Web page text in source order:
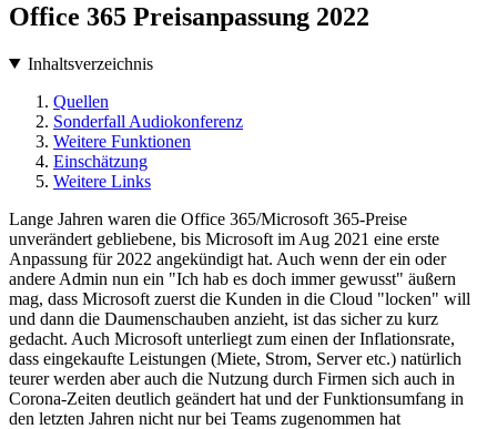
Office 365 Preisanpassung 2022
Inhaltsverzeichnis
Quellen
Sonderfall Audiokonferenz
Weitere Funktionen
Einschätzung
Weitere Links
Lange Jahren waren die Office 365/Microsoft 365-Preise
unverändert gebliebene, bis Microsoft im Aug 2021 eine erste
Anpassung für 2022 angekündigt hat. Auch wenn der ein oder
andere Admin nun ein "Ich hab es doch immer gewusst" äußern
mag, dass Microsoft zuerst die Kunden in die Cloud "locken" will
und dann die Daumenschauben anzieht, ist das sicher zu kurz
gedacht. Auch Microsoft unterliegt zum einen der Inflationsrate,
dass eingekaufte Leistungen (Miete, Strom, Server etc.) natürlich
teurer werden aber auch die Nutzung durch Firmen sich auch in
Corona-Zeiten deutlich geändert hat und der Funktionsumfang in
den letzten Jahren nicht nur bei Teams zugenommen hat